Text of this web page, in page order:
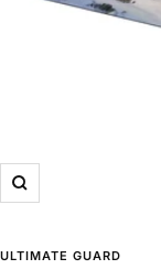
Zoom
ULTIMATE GUARD